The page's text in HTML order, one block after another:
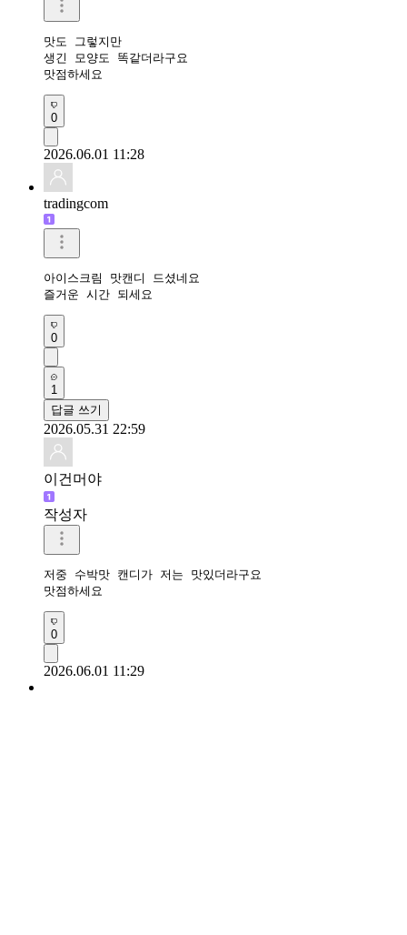
맛도 그렇지만
생긴 모양도 똑같더라구요
맛점하세요
0
2026.06.01 11:28
tradingcom
아이스크림 맛캔디 드셨네요
즐거운 시간 되세요
0
1
답글 쓰기
2026.05.31 22:59
이건머야
작성자
저중 수박맛 캔디가 저는 맛있더라구요
맛점하세요
0
2026.06.01 11:29